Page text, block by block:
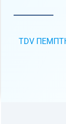
TDV